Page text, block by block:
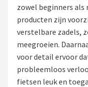
Mountainbikes
Shop
Basil
zowel beginners als
producten zijn
verstelbare zadels,
meegroeien.
voor detail ervoor
probleemloos
fietsen leuk en